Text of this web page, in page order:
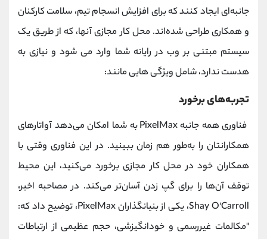
جانبه‌ای ایجاد کنند که برای افزایش انسجام تیم، سلامت کارکنان
و همکاری طراحی شده‌اند. محل کار مجازی آنها، که از طریق یک
سیستم مبتنی بر وب در رایانه شما وارد می شود و نیازی به
هدست ندارد، شامل ویژگی هایی مانند:
تجربه‌های برخورد
فناوری همه جانبه PixelMax به شما امکان می‌دهد آواتارهای
همکارانتان را به‌طور هم‌ زمان ببینید. در این فناوری وقتی با
همکاران خود در محل کار مجازی برخورد می‌کنید، این محیط
توقف آن‌ها را برای گپ زدن آسان‌تر می‌کند. در مصاحبه اخیر،
Shay O'Carroll، یکی از بنیانگذاران PixelMax، توضیح داد که:
"مکالمات غیررسمی و خودانگیزشی، حجم عظیمی از ارتباطات